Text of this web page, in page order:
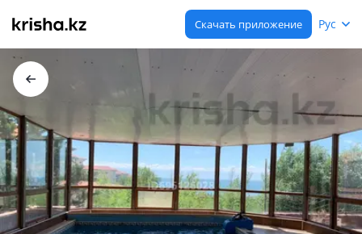
Скачать приложение Рус